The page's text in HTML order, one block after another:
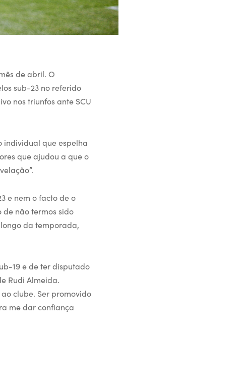
de abril. O
sub-23 no referido
nos triunfos ante SCU
individual que espelha
que ajudou a que o
e nem o facto de o
não termos sido
da temporada,
19 e de ter disputado
Rudi Almeida.
clube. Ser promovido
me dar confiança